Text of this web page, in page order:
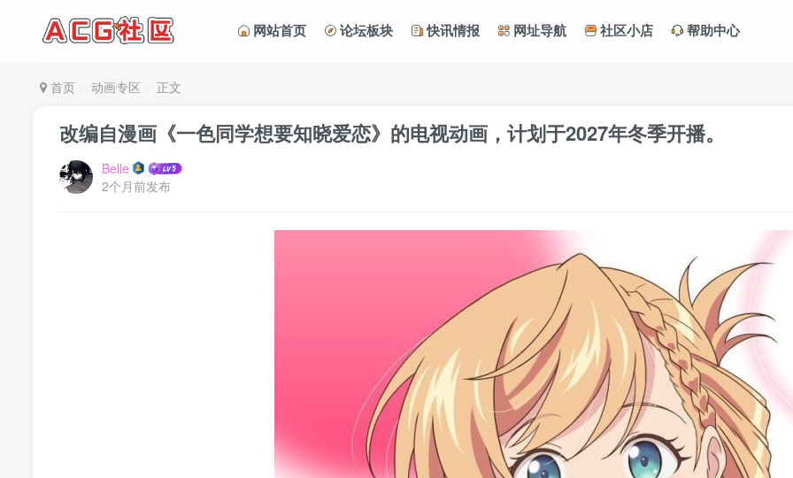
网站首页 论坛板块 快讯情报 网址导航 社区小店 帮助中心
首页 动画专区 正文
改编自漫画《一色同学想要知晓爱恋》的电视动画，计划于2027年冬季开播。
Belle
2个月前发布